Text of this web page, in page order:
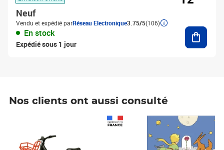
Neuf
Vendu et expédié parRéseau Electronique3.75/5(106)
En stock
Expédié sous 1 jour
Nos clients ont aussi consulté
Prix 7,50€